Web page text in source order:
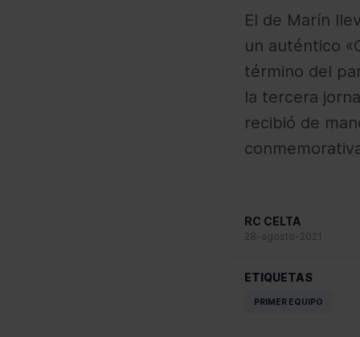
El de Marín
un auténtico
término del
la tercera
recibió de
RC CELTA
28-agosto-2021
ETIQUETAS
PRIMER EQUIPO